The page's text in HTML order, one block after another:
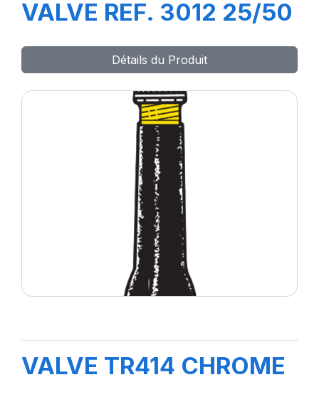
VALVE REF. 3012 25/50
Détails du Produit
VALVE TR414 CHROME